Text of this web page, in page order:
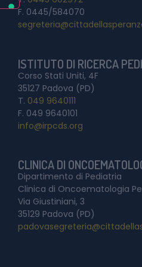
F. 0445/584070
ISTITUTO DI RICERCA
Corso Stati Uniti, 4F
35127 Padova (PD)
T. 049 9640111
F. 049 9640101
info@irpcds.org
CLINICA DI
Dipartimento di Pediatria
Clinica di Oncoematologia
Via Giustiniani, 3
35129 Padova (PD)